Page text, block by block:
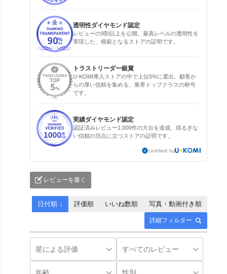
透明性ダイヤモンド認定
レビューの9割以上を公開。最高レベルの透明性を
実現した、模範となるストアの証明です。
トラストリーダー銀賞
U-KOMI導入ストアの中で上位5%に選出。顧客か
らの厚い信頼を集める、業界トップクラスの称号
です。
実績ダイヤモンド認定
認証済みレビュー1,000件の大台を達成。揺るぎな
い信頼の頂点に立つストアの証明です。
certified by
レビューを書く
詳細フィルター
日付順 ↓ 評価順 いいね数順 写真・動画付き順